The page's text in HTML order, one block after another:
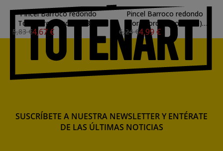
Pincel Barroco redondo
Toray oro, Escoda (n3/0)
mango corto
5,83 €4,67 €
Pincel Barroco redondo
Toray oro, Escoda (n0)
mango corto
6,24 €4,99 €
SUSCRÍBETE A NUESTRA NEWSLETTER Y ENTÉRATE
DE LAS ÚLTIMAS NOTICIAS